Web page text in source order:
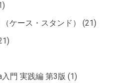
ケース・スタンド）
(21)
門 実践編 第3版 (1)